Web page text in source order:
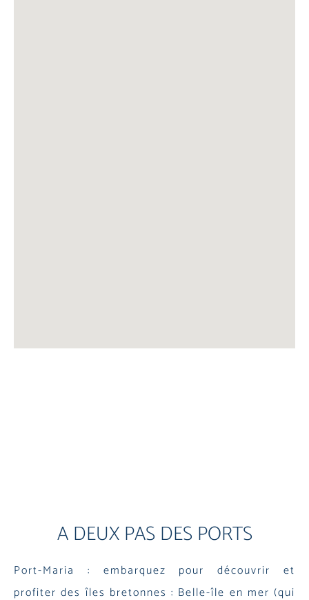
A DEUX PAS DES PORTS
Port-Maria : embarquez pour découvrir et
profiter des îles bretonnes : Belle-île en mer (qui